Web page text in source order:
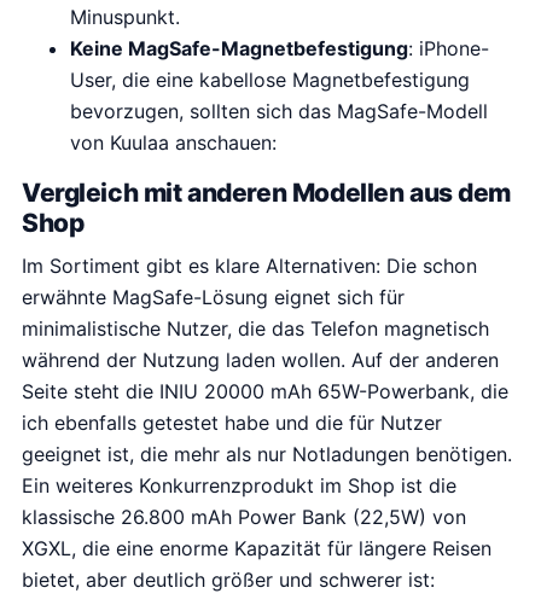
Minuspunkt.
Keine MagSafe-Magnetbefestigung: iPhone-
User, die eine kabellose Magnetbefestigung
bevorzugen, sollten sich das MagSafe-Modell
von Kuulaa anschauen:
Vergleich mit anderen Modellen aus dem
Shop
Im Sortiment gibt es klare Alternativen: Die schon
erwähnte MagSafe-Lösung eignet sich für
minimalistische Nutzer, die das Telefon magnetisch
während der Nutzung laden wollen. Auf der anderen
Seite steht die INIU 20000 mAh 65W-Powerbank, die
ich ebenfalls getestet habe und die für Nutzer
geeignet ist, die mehr als nur Notladungen benötigen.
Ein weiteres Konkurrenzprodukt im Shop ist die
klassische 26.800 mAh Power Bank (22,5W) von
XGXL, die eine enorme Kapazität für längere Reisen
bietet, aber deutlich größer und schwerer ist: